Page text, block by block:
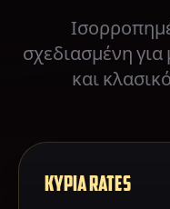
σχεδιασμένη
και
ΚΥΡΙΑ RATES